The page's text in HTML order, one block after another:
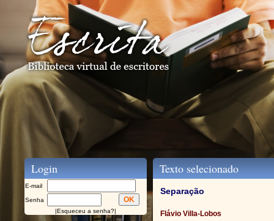
Login
E-mail
Senha
|Esqueceu a senha?|
Texto selecionado
Separação
Flávio Villa-Lobos